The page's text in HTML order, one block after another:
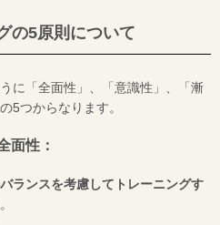
の5原則について
に「全面性」、「意識性」、「漸
5つからなります。
面性：
ランスを考慮してトレーニングす